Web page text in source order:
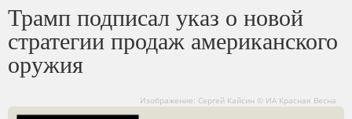
Трамп подписал указ о новой
стратегии продаж американского
оружия
Изображение: Сергей Кайсин © ИА Красная Весна